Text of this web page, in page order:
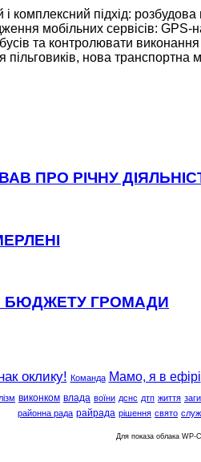
підхід:
мобільних сервісів: GPS-
та контролювати
нова транспортна
ПРО РІЧНУ
БЮДЖЕТУ ГРОМАДИ
оклику! Команда Мамо, я в ефірі
виконком влада воїни дснс дтп життя
районна рада райрада рішення свято
Для показа облака WP-